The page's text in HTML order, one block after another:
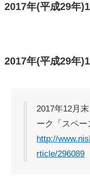
2017年(平成29年
2017年(平成29年
2017年12月
ーク「スペ
http://
rticle/296089